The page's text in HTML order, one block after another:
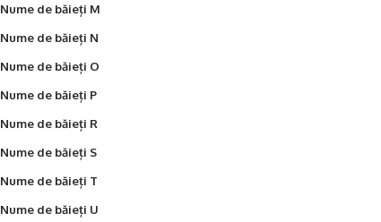
Nume de băieți M
Nume de băieți N
Nume de băieți O
Nume de băieți P
Nume de băieți R
Nume de băieți S
Nume de băieți T
Nume de băieți U